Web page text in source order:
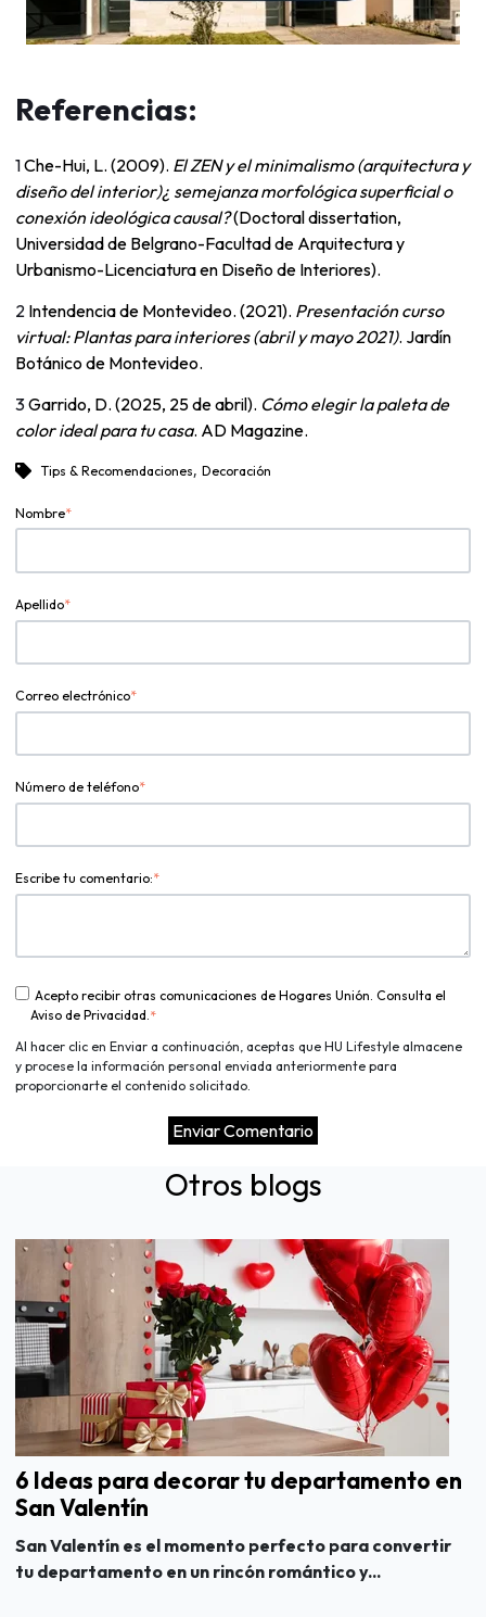
Referencias:
1Che-Hui, L. (2009). El ZEN y el minimalismo (arquitectura y
diseño del interior)¿ semejanza morfológica superficial o
conexión ideológica causal?(Doctoral dissertation,
Universidad de Belgrano-Facultad de Arquitectura y
Urbanismo-Licenciatura en Diseño de Interiores).
2 Intendencia de Montevideo. (2021). Presentación curso
virtual: Plantas para interiores (abril y mayo 2021). Jardín
Botánico de Montevideo.
3Garrido, D. (2025, 25 de abril). Cómo elegir la paleta de
color ideal para tu casa. AD Magazine.
Tips & Recomendaciones, Decoración
Nombre*
Apellido*
Correo electrónico*
Número de teléfono*
Escribe tu comentario:*
Acepto recibir otras comunicaciones de Hogares Unión. Consulta el
Aviso de Privacidad. *
Al hacer clic en Enviar a continuación, aceptas que HU Lifestyle almacene
y procese la información personal enviada anteriormente para
proporcionarte el contenido solicitado.
Otros blogs
6 Ideas para decorar tu departamento en
San Valentín
San Valentín es el momento perfecto para convertir
tu departamento en un rincón romántico y...